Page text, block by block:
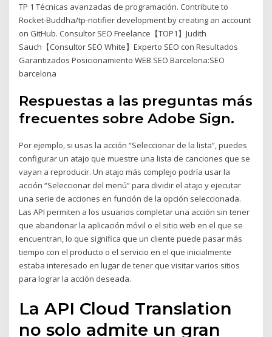
TP 1 Técnicas avanzadas de programación. Contribute to
Rocket-Buddha/tp-notifier development by creating an account
on GitHub. Consultor SEO Freelance【TOP1】Judith
Sauch【Consultor SEO White】Experto SEO con Resultados
Garantizados Posicionamiento WEB SEO Barcelona:SEO
barcelona
Respuestas a las preguntas más
frecuentes sobre Adobe Sign.
Por ejemplo, si usas la acción “Seleccionar de la lista”, puedes
configurar un atajo que muestre una lista de canciones que se
vayan a reproducir. Un atajo más complejo podría usar la
acción “Seleccionar del menú” para dividir el atajo y ejecutar
una serie de acciones en función de la opción seleccionada.
Las API permiten a los usuarios completar una acción sin tener
que abandonar la aplicación móvil o el sitio web en el que se
encuentran, lo que significa que un cliente puede pasar más
tiempo con el producto o el servicio en el que inicialmente
estaba interesado en lugar de tener que visitar varios sitios
para lograr la acción deseada.
La API Cloud Translation
no solo admite un gran